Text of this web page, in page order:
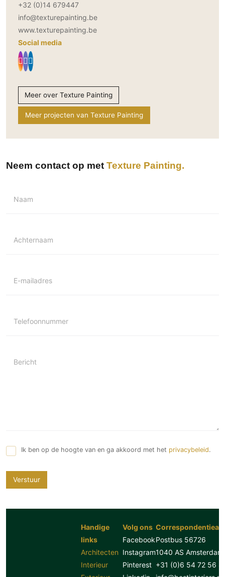
Aannemers Interieur
Akoestiek
Binnenzwembaden
Wellness
Wijnkelder en wijnkasten
+32 (0)14 679447
info@texturepainting.be
www.texturepainting.be
Social media
Meer over Texture Painting
Meer projecten van Texture Painting
Neem contact op met Texture Painting
Naam
Achternaam
E-mailadres
Telefoonnummer
Bericht
Ik ben op de hoogte van en ga akkoord met het privacybeleid.
Verstuur
Handige
links
Architecten
Interieur
Volg ons
Facebook
Instagram
Pinterest
Postbus 56726
1040 AS Amsterdam
+31 (0)6 54 72 56